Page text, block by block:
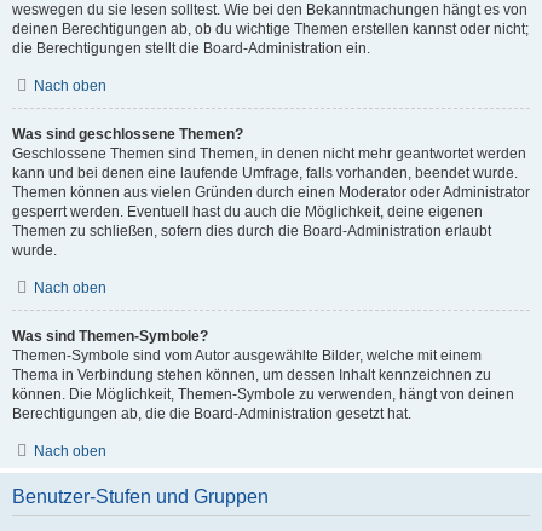
weswegen du sie lesen solltest. Wie bei den Bekanntmachungen hängt es von
deinen Berechtigungen ab, ob du wichtige Themen erstellen kannst oder nicht;
die Berechtigungen stellt die Board-Administration ein.
Nach oben
Was sind geschlossene Themen?
Geschlossene Themen sind Themen, in denen nicht mehr geantwortet werden
kann und bei denen eine laufende Umfrage, falls vorhanden, beendet wurde.
Themen können aus vielen Gründen durch einen Moderator oder Administrator
gesperrt werden. Eventuell hast du auch die Möglichkeit, deine eigenen
Themen zu schließen, sofern dies durch die Board-Administration erlaubt
wurde.
Nach oben
Was sind Themen-Symbole?
Themen-Symbole sind vom Autor ausgewählte Bilder, welche mit einem
Thema in Verbindung stehen können, um dessen Inhalt kennzeichnen zu
können. Die Möglichkeit, Themen-Symbole zu verwenden, hängt von deinen
Berechtigungen ab, die die Board-Administration gesetzt hat.
Nach oben
Benutzer-Stufen und Gruppen